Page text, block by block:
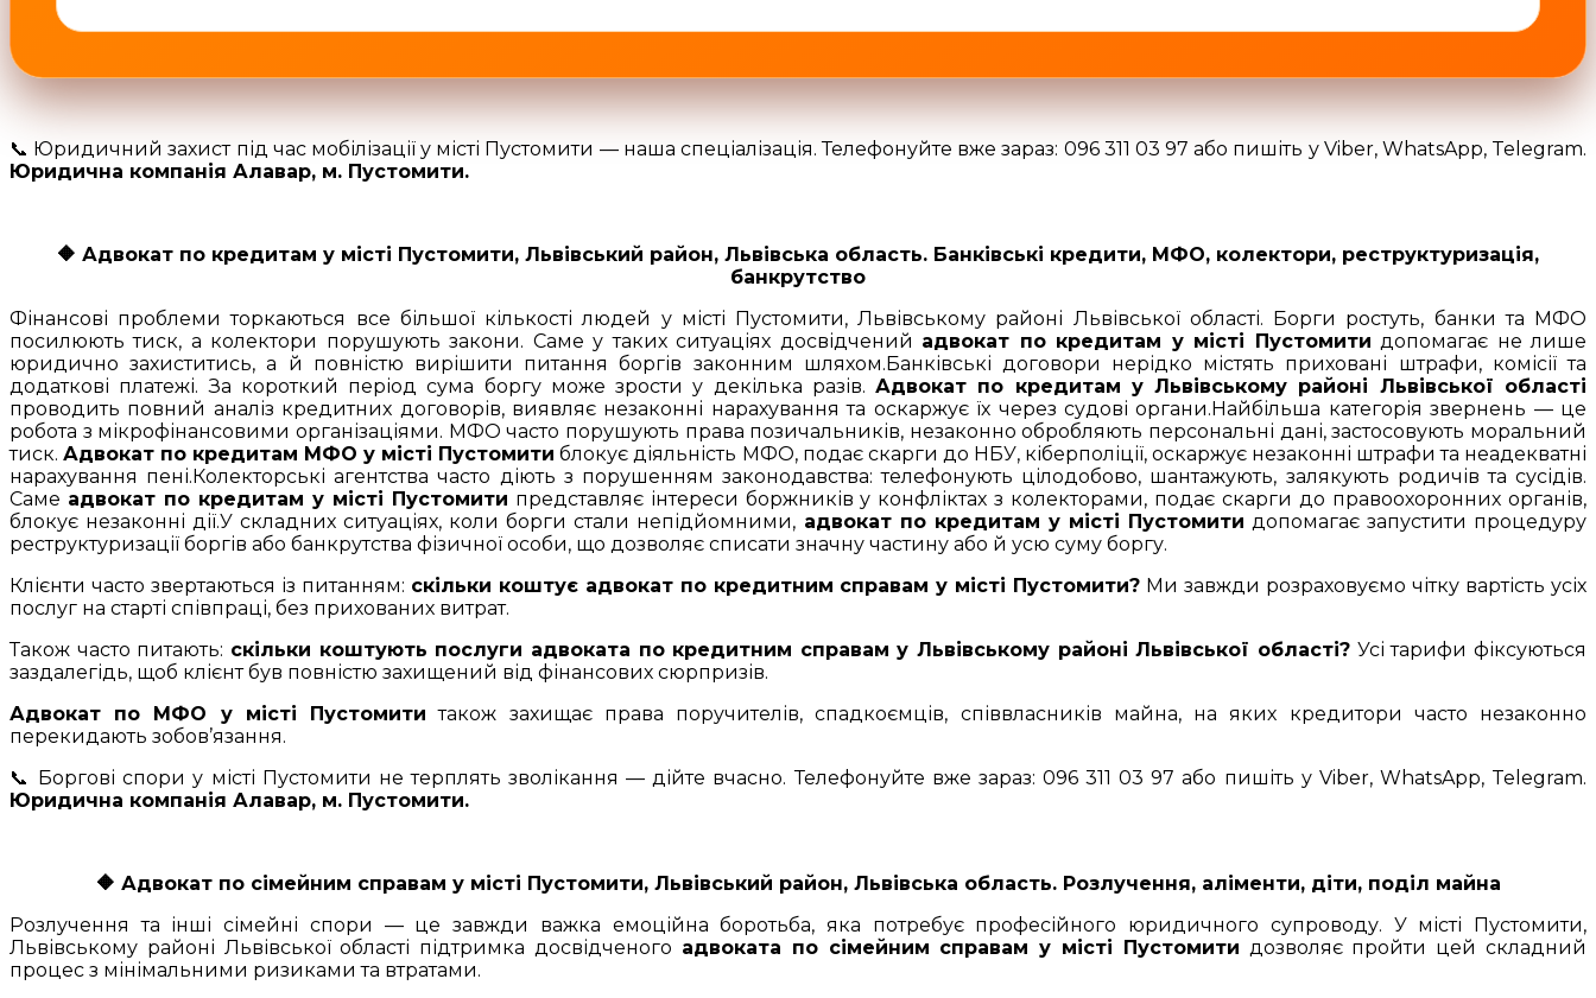
📞 Юридичний захист під час мобілізації у місті Пустомити — наша спеціалізація. Телефонуйте вже зараз: 096 311 03 97 або пишіть у Viber, WhatsApp, Telegram.
Юридична компанія Алавар, м. Пустомити.
🔶 Адвокат по кредитам у місті Пустомити, Львівський район, Львівська область. Банківські кредити, МФО, колектори, реструктуризація,
банкрутство
Фінансові проблеми торкаються все більшої кількості людей у місті Пустомити, Львівському районі Львівської області. Борги ростуть, банки та МФО
посилюють тиск, а колектори порушують закони. Саме у таких ситуаціях досвідчений адвокат по кредитам у місті Пустомити допомагає не лише
юридично захиститись, а й повністю вирішити питання боргів законним шляхом.Банківські договори нерідко містять приховані штрафи, комісії та
додаткові платежі. За короткий період сума боргу може зрости у декілька разів.Адвокат по кредитам у Львівському районі Львівської області
проводить повний аналіз кредитних договорів, виявляє незаконні нарахування та оскаржує їх через судові органи.Найбільша категорія звернень — це
робота з мікрофінансовими організаціями. МФО часто порушують права позичальників, незаконно обробляють персональні дані, застосовують моральний
тиск.Адвокат по кредитам МФО у місті Пустомити блокує діяльність МФО, подає скарги до НБУ, кіберполіції, оскаржує незаконні штрафи та неадекватні
нарахування пені.Колекторські агентства часто діють з порушенням законодавства: телефонують цілодобово, шантажують, залякують родичів та сусідів.
Саме адвокат по кредитам у місті Пустомити представляє інтереси боржників у конфліктах з колекторами, подає скарги до правоохоронних органів,
блокує незаконні дії.У складних ситуаціях, коли борги стали непідйомними, адвокат по кредитам у місті Пустомити допомагає запустити процедуру
реструктуризації боргів або банкрутства фізичної особи, що дозволяє списати значну частину або й усю суму боргу.
Клієнти часто звертаються із питанням: скільки коштує адвокат по кредитним справам у місті Пустомити? Ми завжди розраховуємо чітку вартість усіх
послуг на старті співпраці, без прихованих витрат.
Також часто питають: скільки коштують послуги адвоката по кредитним справам у Львівському районі Львівської області? Усі тарифи фіксуються
заздалегідь, щоб клієнт був повністю захищений від фінансових сюрпризів.
Адвокат по МФО у місті Пустомити також захищає права поручителів, спадкоємців, співвласників майна, на яких кредитори часто незаконно
перекидають зобов’язання.
📞 Боргові спори у місті Пустомити не терплять зволікання — дійте вчасно. Телефонуйте вже зараз: 096 311 03 97 або пишіть у Viber, WhatsApp, Telegram.
Юридична компанія Алавар, м. Пустомити.
🔶 Адвокат по сімейним справам у місті Пустомити, Львівський район, Львівська область. Розлучення, аліменти, діти, поділ майна
Розлучення та інші сімейні спори — це завжди важка емоційна боротьба, яка потребує професійного юридичного супроводу. У місті Пустомити,
Львівському районі Львівської області підтримка досвідченого адвоката по сімейним справам у місті Пустомити дозволяє пройти цей складний
процес з мінімальними ризиками та втратами.